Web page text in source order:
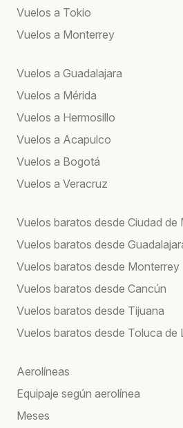
Vuelos a Tokio
Vuelos a Monterrey
Vuelos a Guadalajara
Vuelos a Mérida
Vuelos a Hermosillo
Vuelos a Acapulco
Vuelos a Bogotá
Vuelos a Veracruz
Vuelos baratos desde Ciudad de
Vuelos baratos desde
Vuelos baratos desde Monterrey
Vuelos baratos desde Cancún
Vuelos baratos desde Tijuana
Vuelos baratos desde Toluca de
Aerolíneas
Equipaje según aerolínea
Meses